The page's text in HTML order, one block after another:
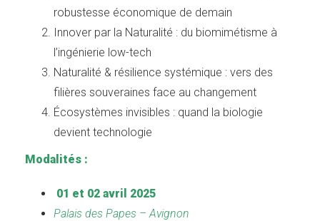
robustesse économique de demain
Innover par la Naturalité : du biomimétisme à
l’ingénierie low-tech
Naturalité & résilience systémique : vers des
filières souveraines face au changement
Écosystèmes invisibles : quand la biologie
devient technologie
Modalités :
01 et 02 avril 2025
Palais des Papes – Avignon